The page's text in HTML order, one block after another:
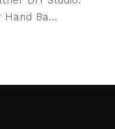
Hand Ba...